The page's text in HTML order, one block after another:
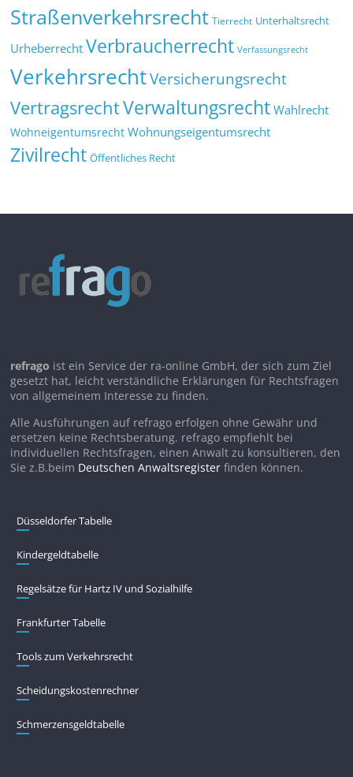
Straßenverkehrsrecht Tierrecht Unterhaltsrecht
Urheberrecht Verbraucherrecht Verfassungsrecht
VerkehrsrechtVersicherungsrecht
VertragsrechtVerwaltungsrecht Wahlrecht
Wohneigentumsrecht Wohnungseigentumsrecht
Zivilrecht Öffentliches Recht
refrago ist ein Service der ra-online GmbH, der sich zum Ziel
gesetzt hat, leicht verständliche Erklärungen für Rechtsfragen
von allgemeinem Interesse zu finden.
Alle Ausführungen auf refrago erfolgen ohne Gewähr und
ersetzen keine Rechtsberatung. refrago empfiehlt bei
individuellen Rechtsfragen, einen Anwalt zu konsultieren, den
Sie z.B.beim Deutschen Anwaltsregister finden können.
Düsseldorfer Tabelle
Kindergeldtabelle
Regelsätze für Hartz IV und Sozialhilfe
Frankfurter Tabelle
Tools zum Verkehrsrecht
Scheidungskostenrechner
Schmerzensgeldtabelle